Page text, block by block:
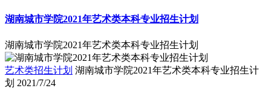
湖南城市学院2021年艺术类本科专业招生计划
湖南城市学院2021年艺术类本科专业招生计划
艺术类招生计划 湖南城市学院2021年艺术类本科专业招生计
划 2021/7/24